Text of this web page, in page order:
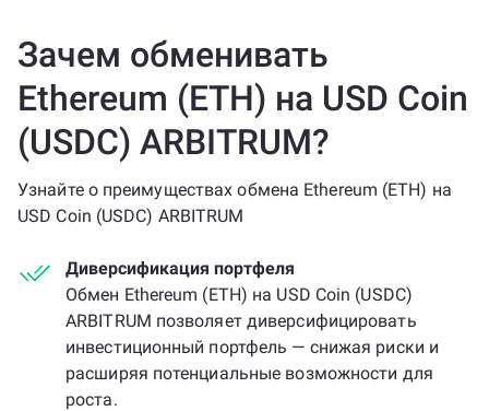
Зачем обменивать
Ethereum (ETH) на USD Coin
(USDC) ARBITRUM?
Узнайте о преимуществах обмена Ethereum (ETH) на
USD Coin (USDC) ARBITRUM
Диверсификация портфеля
Обмен Ethereum (ETH) на USD Coin (USDC)
ARBITRUM позволяет диверсифицировать
инвестиционный портфель — снижая риски и
расширяя потенциальные возможности для
роста.